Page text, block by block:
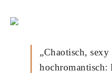
„Chaotisch, sexy
hochromantisch: